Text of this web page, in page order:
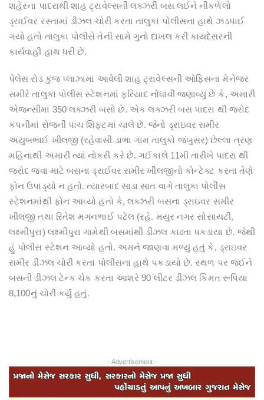
શહેરના પાદરાથી શાહ ટ્રાવેલ્સની લક્ઝરી બસ લઈને નીકળેલો
ડ્રાઈવર રસ્તામાં ડીઝલ ચોરી કરતા તાલુકા પોલીસના હાથે ઝડપાઈ
ગયો હતો તાલુકા પોલીસે તેની સામે ગુનો દાખલ કરી કાયદેસરની
કાર્યવાહી હાથ ધરી છે.
પેલેસ રોડ કુંજ પ્લાઝામાં આવેલી શાહ ટ્રાવેલ્સની ઓફિસના મેનેજર
સમીરે તાલુકા પોલીસ સ્ટેશનમાં ફરિયાદ નોંધાવી જણાવ્યું છે કે, અમારી
એજન્સીમાં 350 લક્ઝરી બસો છે. એક લક્ઝરી બસ પાદરા થી જરોદ
કંપનીમાં રોજની પાંચ શિફટમાં ચાલે છે. જેનો ડ્રાઇવર સમીર
અયુબભાઈ ખીલજી (રહેવાસી ડાભા ગામ તાલુકો જંબુસર) છેલ્લા ત્રણ
મહિનાથી અમારી ત્યાં નોકરી કરે છે. ગઈકાલે 11મી તારીખે પાદરા થી
જરોદ જવા માટે બસના ડ્રાઈવર સમીર ખીલજીનો કોન્ટેક્ટ કરતા તેણે
ફોન ઉપાડ્યો ન હતો. ત્યારબાદ સાડા સાત વાગે તાલુકા પોલીસ
સ્ટેશનમાંથી ફોન આવ્યો હતો કે, લક્ઝરી બસના ડ્રાઇવર સમીર
ખીલજી તથા રિતેશ મગનભાઈ પટેલ (રહે. મયુર નગર સોસાયટી,
લક્ષ્મીપુરા) લક્ષ્મીપુરા ગામેથી બસમાંથી ડીઝલ કાઢતા પકડાયા છે. જેથી
હું પોલીસ સ્ટેશન આવ્યો હતો. અમને જાણવા મળ્યું હતું કે, ડ્રાઇવર
સમીર ડીઝલ ચોરી કરતા પોલીસના હાથે પકડાયો છે. સ્થળ પર જઈને
બસની ડીઝલ ટેન્ક ચેક કરતા આશરે 90 લીટર ડીઝલ કિંમત રૂપિયા
8,100નું ચોરી કર્યું હતું.
- Advertisement -
Previous